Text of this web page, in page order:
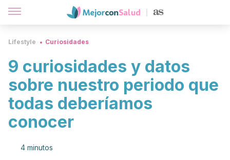
Lifestyle Curiosidades
9 curiosidades y datos
sobre nuestro periodo que
todas deberíamos
conocer
4 minutos